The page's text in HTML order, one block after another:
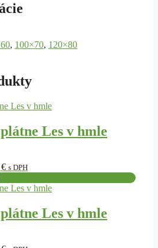
, 100×70, 120×80
Les v hmle
€Price
34,80 €
84,10 €
s DPH
Les v hmle